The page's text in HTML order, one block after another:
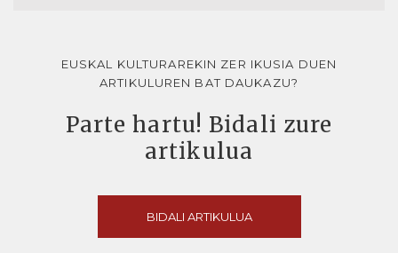
EUSKAL KULTURAREKIN ZER IKUSIA DUEN
ARTIKULUREN BAT DAUKAZU?
Parte hartu! Bidali zure
artikulua
BIDALI ARTIKULUA